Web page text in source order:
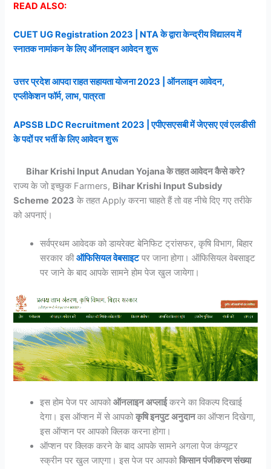
READ ALSO:
CUET UG Registration 2023 | NTA के द्वारा केन्द्रीय विद्यालय में
स्नातक नामांकन के लिए ऑनलाइन आवेदन शुरू
उत्तर प्रदेश आपदा राहत सहायता योजना 2023 | ऑनलाइन आवेदन,
एप्लीकेशन फॉर्म, लाभ, पात्रता
APSSB LDC Recruitment 2023 | एपीएसएसबी में जेएसए एवं एलडीसी
के पदों पर भर्ती के लिए आवेदन शुरू
Bihar Krishi Input Anudan Yojana के तहत आवेदन कैसे करे?
राज्य के जो इच्छुक Farmers, Bihar Krishi Input Subsidy
Scheme 2023 के तहत Apply करना चाहते हैं तो वह नीचे दिए गए तरीके
को अपनाएं।
सर्वप्रथम आवेदक को डायरेक्ट बेनिफिट ट्रांसफर, कृषि विभाग, बिहार
सरकार कीऑफिसियल वेबसाइटपर जाना होगा। ऑफिसियल वेबसाइट
पर जाने के बाद आपके सामने होम पेज खुल जायेगा।
इस होम पेज पर आपकोऑनलाइन अप्लाईकरने का विकल्प दिखाई
देगा। इस ऑप्शन में से आपकोकृषि इनपुट अनुदानका ऑप्शन दिखेगा,
इस ऑप्शन पर आपको क्लिक करना होगा।
ऑप्शन पर क्लिक करने के बाद आपके सामने अगला पेज कंप्यूटर
स्क्रीन पर खुल जाएगा। इस पेज पर आपकोकिसान पंजीकरण संख्या